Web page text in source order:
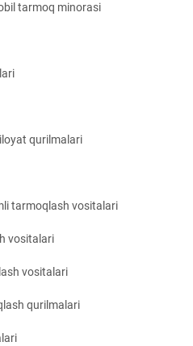
tarmoq minorasi
qurilmalari
tarmoqlash vositalari
vositalari
vositalari
qurilmalari